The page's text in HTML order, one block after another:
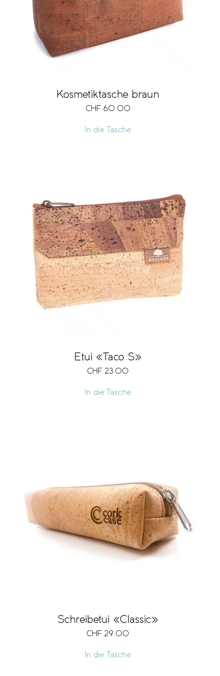
Kosmetiktasche braun
CHF 60.00
In die Tasche
Etui «Taco S»
CHF 23.00
In die Tasche
Schreibetui «Classic»
CHF 29.00
In die Tasche